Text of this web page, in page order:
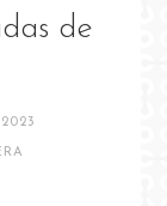
de
2023